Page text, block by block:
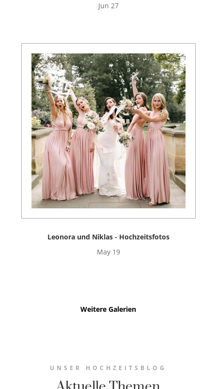
Jun 27
Leonora und Niklas - Hochzeitsfotos
May 19
Weitere Galerien
UNSER HOCHZEITSBLOG